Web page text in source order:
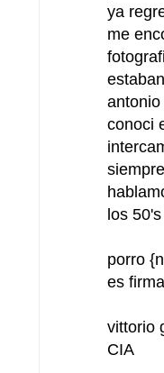
ya
me
conoci
los
porro
es
vittorio
CIA